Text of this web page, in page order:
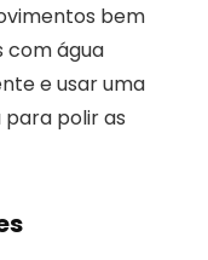
bem
com água
e usar uma
polir as